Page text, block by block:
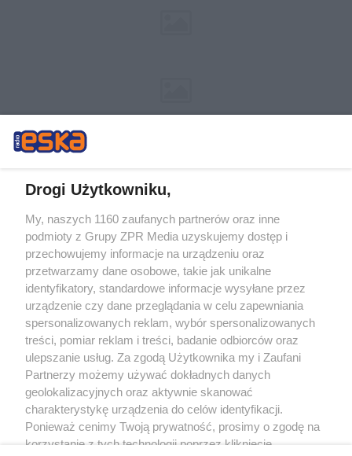
Żaden utwór zamieszczony w serwisie nie może być powielany i
rozpowszechniany lub dalej rozpowszechniany w jakikolwiek sposób (w
tym także elektroniczny lub mechaniczny) na jakimkolwiek polu
eksploatacji w jakiejkolwiek formie, włącznie z umieszczaniem w Internecie
bez pisemnej zgody właściciela praw. Jakiekolwiek użycie lub
wykorzystanie utworów w całości lub w części z naruszeniem prawa, tzn.
bez właściwej zgody, jest zabronione pod groźbą kary i może być ścigane
prawnie.
O nas
Drogi Użytkowniku,
My, naszych 1160 zaufanych partnerów oraz inne
podmioty z Grupy ZPR Media uzyskujemy dostęp i
przechowujemy informacje na urządzeniu oraz
przetwarzamy dane osobowe, takie jak unikalne
identyfikatory, standardowe informacje wysyłane przez
urządzenie czy dane przeglądania w celu zapewniania
spersonalizowanych reklam, wybór spersonalizowanych
treści, pomiar reklam i treści, badanie odbiorców oraz
ulepszanie usług. Za zgodą Użytkownika my i Zaufani
Partnerzy możemy używać dokładnych danych
geolokalizacyjnych oraz aktywnie skanować
charakterystykę urządzenia do celów identyfikacji.
Ponieważ cenimy Twoją prywatność, prosimy o zgodę na
korzystanie z tych technologii poprzez kliknięcie